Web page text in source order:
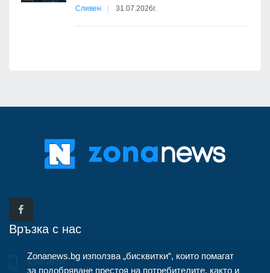
Сливен 31.07.2026г.
Връзка с нас
Контакти
Zonanews.bg използва „бисквитки“, които помагат
за подобряване престоя на потребителите, както и